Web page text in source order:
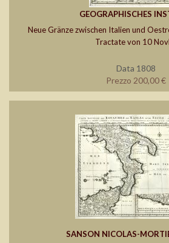
GEOGRAPHISCHES
Neue Gränze zwischen Italien und
Tractate von 10
Data 1808
Prezzo 200,00 €
SANSON NICOLAS-